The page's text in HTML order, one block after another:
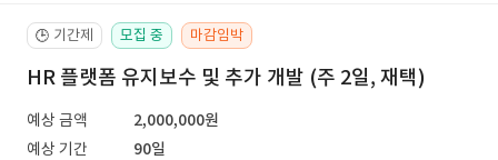
🕒 기간제 모집 중 마감임박
HR 플랫폼 유지보수 및 추가 개발 (주 2일, 재택)
예상 금액
2,000,000원
예상 기간
90일